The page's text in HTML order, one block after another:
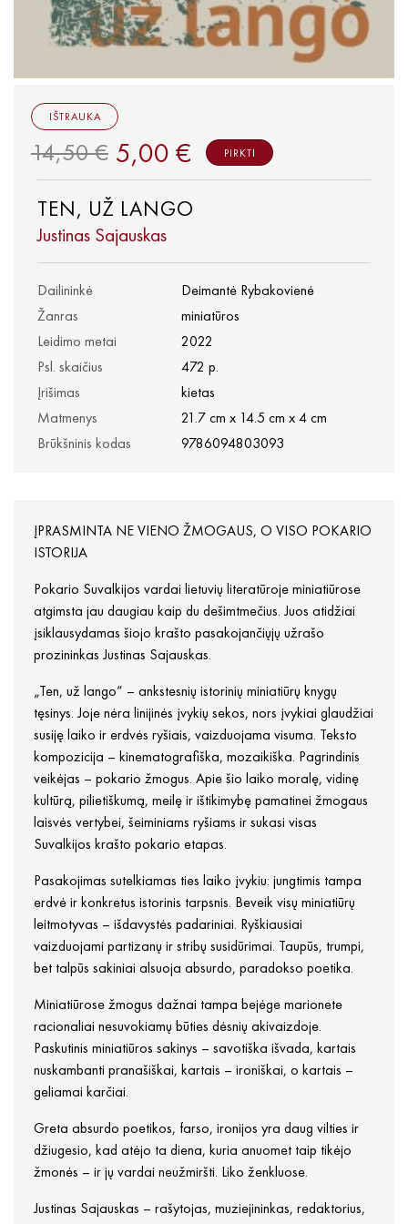
TEN, UŽ LANGO
Justinas Sajauskas
Dailininkė
Deimantė Rybakovienė
Žanras
miniatūros
Leidimo metai
2022
Psl. skaičius
472 p.
Įrišimas
kietas
Matmenys
21.7 cm x 14.5 cm x 4 cm
Brūkšninis kodas
9786094803093
IŠTRAUKA
14,50 € 5,00 € PIRKTI
ĮPRASMINTA NE VIENO ŽMOGAUS, O VISO POKARIO
ISTORIJA
Pokario Suvalkijos vardai lietuvių literatūroje miniatiūrose
atgimsta jau daugiau kaip du dešimtmečius. Juos atidžiai
įsiklausydamas šiojo krašto pasakojančiųjų užrašo
prozininkas Justinas Sajauskas.
„Ten, už lango“ – ankstesnių istorinių miniatiūrų knygų
tęsinys. Joje nėra linijinės įvykių sekos, nors įvykiai glaudžiai
susiję laiko ir erdvės ryšiais, vaizduojama visuma. Teksto
kompozicija – kinematografiška, mozaikiška. Pagrindinis
veikėjas – pokario žmogus. Apie šio laiko moralę, vidinę
kultūrą, pilietiškumą, meilę ir ištikimybę pamatinei žmogaus
laisvės vertybei, šeiminiams ryšiams ir sukasi visas
Suvalkijos krašto pokario etapas.
Pasakojimas sutelkiamas ties laiko įvykiu: jungtimis tampa
erdvė ir konkretus istorinis tarpsnis. Beveik visų miniatiūrų
leitmotyvas – išdavystės padariniai. Ryškiausiai
vaizduojami partizanų ir stribų susidūrimai. Taupūs, trumpi,
bet talpūs sakiniai alsuoja absurdo, paradokso poetika.
Miniatiūrose žmogus dažnai tampa bejėge marionete
racionaliai nesuvokiamų būties dėsnių akivaizdoje.
Paskutinis miniatiūros sakinys – savotiška išvada, kartais
nuskambanti pranašiškai, kartais – ironiškai, o kartais –
geliamai karčiai.
Greta absurdo poetikos, farso, ironijos yra daug vilties ir
džiugesio, kad atėjo ta diena, kuria anuomet taip tikėjo
žmonės – ir jų vardai neužmiršti. Liko ženkluose.
Justinas Sajauskas – rašytojas, muziejininkas, redaktorius,